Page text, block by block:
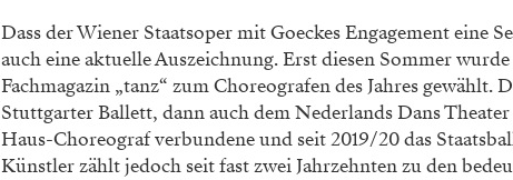
Dass der Wiener Staatsoper mit Goeckes Engage­ment eine
auch eine aktuelle Auszeichnung. Erst diesen Sommer
Fachmagazin „tanz“ zum Choreografen des Jahres gewählt.
Stuttgarter Ballett, dann auch dem Nederlands Dans
Haus-Choreograf verbundene und seit 2019/20 das
Künstler zählt jedoch seit fast zwei Jahrzehnten zu den